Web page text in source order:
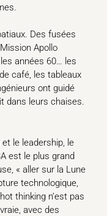
Des fusées
Apollo
années 60… les
café, les tableaux
ont guidé
dans leurs chaises.
et le leadership, le
est le plus grand
« aller sur la Lune
technologique,
thinking n’est pas
avec des